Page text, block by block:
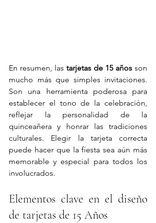
En resumen, las tarjetas de 15 años son
mucho más que simples invitaciones.
Son una herramienta poderosa para
establecer el tono de la celebración,
reflejar la personalidad de la
quinceañera y honrar las tradiciones
culturales. Elegir la tarjeta correcta
puede hacer que la fiesta sea aún más
memorable y especial para todos los
involucrados.
Elementos clave en el diseño
de tarjetas de 15 Años